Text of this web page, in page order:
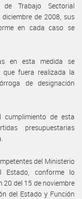
Trabajo Sectorial
de 2008, sus
en cada caso se
en esta medida se
fuera realizada la
de designación
cumplimiento de esta
presupuestarias
del Ministerio
Estado, conforme lo
20 del 15 de noviembre
del Estado y Función